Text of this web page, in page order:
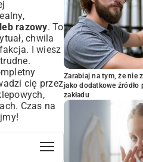
razowy. To
chwila
I wiesz
cię przez
Czas na
Zarabiaj na tym, że nie
jako dodatkowe
zakładu